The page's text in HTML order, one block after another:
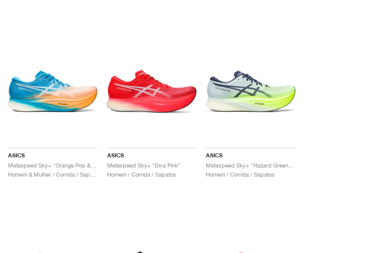
ASICS ASICS
Metaspeed Sky+ "Diva Pink"
Homem / Corrida / Sapatos
ASICS
Homem / Corrida / Sapatos